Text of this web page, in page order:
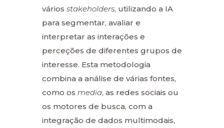
vários stakeholders, utilizando a IA
para segmentar, avaliar e
interpretar as interações e
perceções de diferentes grupos de
interesse. Esta metodologia
combina a análise de várias fontes,
como os media, as redes sociais ou
os motores de busca, com a
integração de dados multimodais,